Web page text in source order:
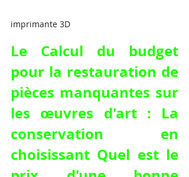
imprimante 3D
Le Calcul du budget
pour la restauration de
pièces manquantes sur
les œuvres d'art : La
conservation en
choisissant Quel est le